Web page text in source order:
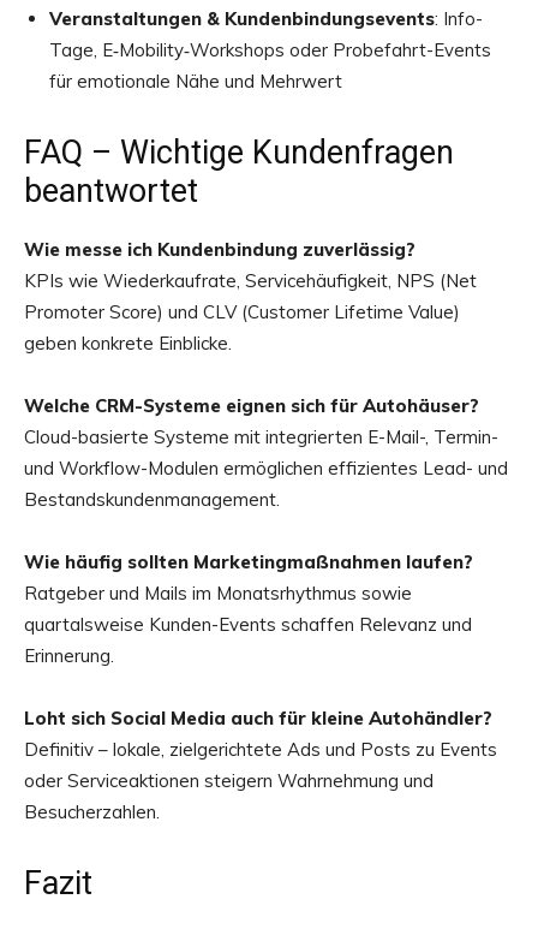
Veranstaltungen & Kundenbindungsevents: Info-
Tage, E‑Mobility‑Workshops oder Probefahrt-Events
für emotionale Nähe und Mehrwert
FAQ – Wichtige Kundenfragen
beantwortet
Wie messe ich Kundenbindung zuverlässig?
KPIs wie Wiederkaufrate, Servicehäufigkeit, NPS (Net
Promoter Score) und CLV (Customer Lifetime Value)
geben konkrete Einblicke.
Welche CRM-Systeme eignen sich für Autohäuser?
Cloud-basierte Systeme mit integrierten E-Mail-, Termin-
und Workflow-Modulen ermöglichen effizientes Lead- und
Bestandskundenmanagement.
Wie häufig sollten Marketingmaßnahmen laufen?
Ratgeber und Mails im Monatsrhythmus sowie
quartalsweise Kunden-Events schaffen Relevanz und
Erinnerung.
Loht sich Social Media auch für kleine Autohändler?
Definitiv – lokale, zielgerichtete Ads und Posts zu Events
oder Serviceaktionen steigern Wahrnehmung und
Besucherzahlen.
Fazit